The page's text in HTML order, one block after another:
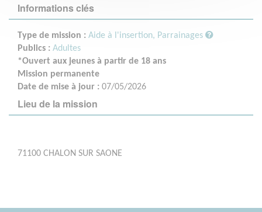
Informations clés
Type de mission : Aide à l'insertion, Parrainages
Publics : Adultes
*Ouvert aux jeunes à partir de 18 ans
Mission permanente
Date de mise à jour : 07/05/2026
Lieu de la mission
71100 CHALON SUR SAONE